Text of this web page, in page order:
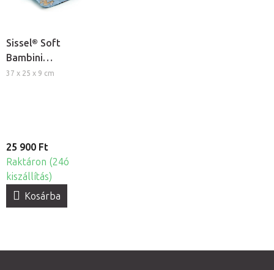
Sissel® Soft
Bambini
memóriahabos
37 x 25 x 9 cm
25 900 Ft
Raktáron (24ó
kiszállítás)
Kosárba